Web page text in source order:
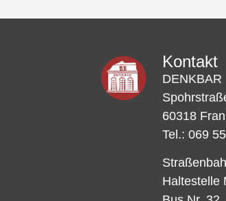
Kontakt
DENKBAR
60318
Tel.: 069
Haltestelle